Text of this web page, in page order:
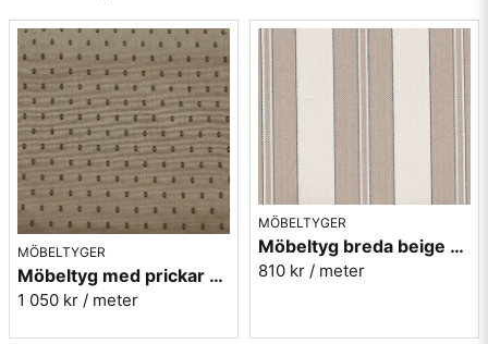
MÖBELTYGER
Möbeltyg med prickar - Plus nr.01 beige
1 050 kr / meter
MÖBELTYGER
Möbeltyg breda beige ränder - Veranda nr.85
810 kr / meter